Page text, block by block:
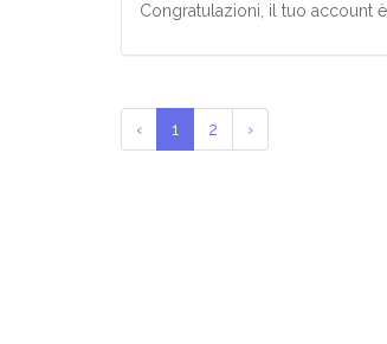
Congratulazioni, il tuo account
‹ 1 2 ›